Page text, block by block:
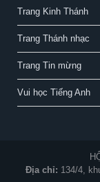
Trang Kinh Thánh
Trang Thánh nhạc
Trang Tin mừng
Vui học Tiếng Anh
Địa chỉ: 134/4,